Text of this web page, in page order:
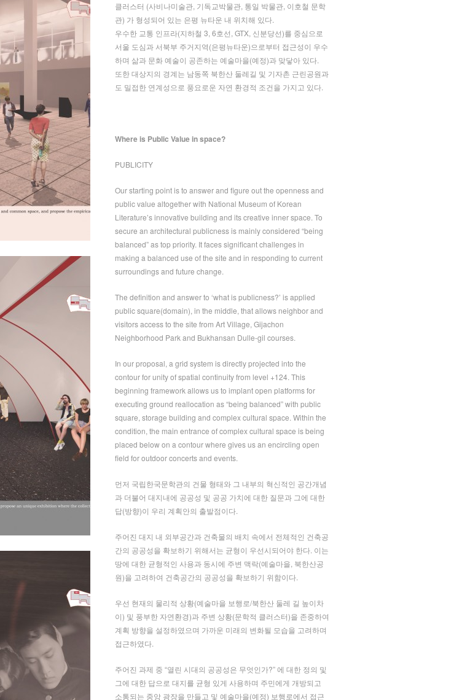
클러스터 (사비나미술관, 기독교박물관, 통일 박물관, 이호철 문학
관) 가 형성되어 있는 은평 뉴타운 내 위치해 있다.
우수한 교통 인프라(지하철 3, 6호선, GTX, 신분당선)를 중심으로
서울 도심과 서북부 주거지역(은평뉴타운)으로부터 접근성이 우수
하며 삶과 문화 예술이 공존하는 예술마을(예정)과 맞닿아 있다.
또한 대상지의 경계는 남동쪽 북한산 둘레길 및 기자촌 근린공원과
도 밀접한 연계성으로 풍요로운 자연 환경적 조건을 가지고 있다.
Where is Public Value in space?
PUBLICITY
Our starting point is to answer and figure out the openness and
public value altogether with National Museum of Korean
Literature’s innovative building and its creative inner space. To
secure an architectural publicness is mainly considered “being
balanced” as top priority. It faces significant challenges in
making a balanced use of the site and in responding to current
surroundings and future change.
The definition and answer to ‘what is publicness?’ is applied
public square(domain), in the middle, that allows neighbor and
visitors access to the site from Art Village, Gijachon
Neighborhood Park and Bukhansan Dulle-gil courses.
In our proposal, a grid system is directly projected into the
contour for unity of spatial continuity from level +124. This
beginning framework allows us to implant open platforms for
executing ground reallocation as “being balanced” with public
square, storage building and complex cultural space. Within the
condition, the main entrance of complex cultural space is being
placed below on a contour where gives us an encircling open
field for outdoor concerts and events.
먼저 국립한국문학관의 건물 형태와 그 내부의 혁신적인 공간개념
과 더불어 대지내에 공공성 및 공공 가치에 대한 질문과 그에 대한
답(방향)이 우리 계획안의 출발점이다.
주어진 대지 내 외부공간과 건축물의 배치 속에서 전체적인 건축공
간의 공공성을 확보하기 위해서는 균형이 우선시되어야 한다. 이는
땅에 대한 균형적인 사용과 동시에 주변 맥락(예술마을, 북한산공
원)을 고려하여 건축공간의 공공성을 확보하기 위함이다.
우선 현재의 물리적 상황(예술마을 보행로/북한산 둘레 길 높이차
이) 및 풍부한 자연환경)과 주변 상황(문학적 클러스터)을 존중하여
계획 방향을 설정하였으며 가까운 미래의 변화될 모습을 고려하며
접근하였다.
주어진 과제 중 “열린 시대의 공공성은 무엇인가?” 에 대한 정의 및
그에 대한 답으로 대지를 균형 있게 사용하며 주민에게 개방되고
소통되는 중앙 광장을 만들고 및 예술마을(예정) 보행로에서 접근